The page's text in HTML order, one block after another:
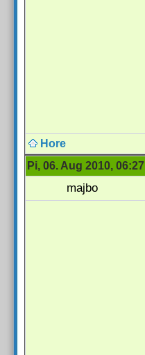
Hore
Pi, 06. Aug 2010, 06:27
majbo